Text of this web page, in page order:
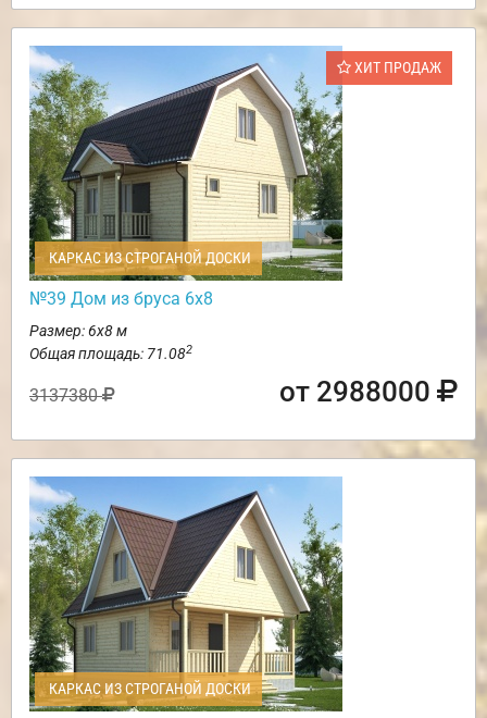
ХИТ ПРОДАЖ
КАРКАС ИЗ СТРОГАНОЙ ДОСКИ
№39 Дом из бруса 6х8
Размер: 6х8 м
Общая площадь: 71.082
3137380 от 2988000
КАРКАС ИЗ СТРОГАНОЙ ДОСКИ